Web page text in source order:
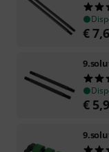
€
€